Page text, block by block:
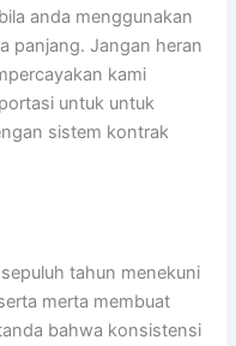
anda menggunakan
panjang. Jangan heran
kami
untuk untuk
sistem kontrak
tahun menekuni
merta membuat
bahwa konsistensi